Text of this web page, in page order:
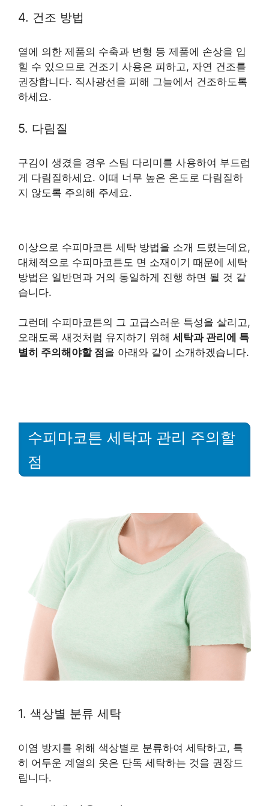
4. 건조 방법
열에 의한 제품의 수축과 변형 등 제품에 손상을 입
힐 수 있으므로 건조기 사용은 피하고, 자연 건조를
권장합니다. 직사광선을 피해 그늘에서 건조하도록
하세요.
5. 다림질
구김이 생겼을 경우 스팀 다리미를 사용하여 부드럽
게 다림질하세요. 이때 너무 높은 온도로 다림질하
지 않도록 주의해 주세요.
이상으로 수피마코튼 세탁 방법을 소개 드렸는데요,
대체적으로 수피마코튼도 면 소재이기 때문에 세탁
방법은 일반면과 거의 동일하게 진행 하면 될 것 같
습니다.
그런데 수피마코튼의 그 고급스러운 특성을 살리고,
오래도록 새것처럼 유지하기 위해 세탁과 관리에 특
별히 주의해야할 점 을 아래와 같이 소개하겠습니다.
수피마코튼 세탁과 관리 주의할
점
1. 색상별 분류 세탁
이염 방지를 위해 색상별로 분류하여 세탁하고, 특
히 어두운 계열의 옷은 단독 세탁하는 것을 권장드
립니다.